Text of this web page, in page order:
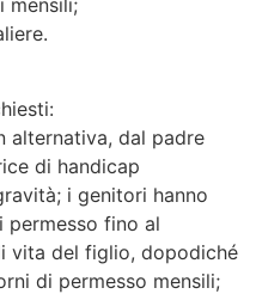
mensili;
alternativa, dal padre
di handicap
i genitori hanno
fino al
vita del figlio, dopodiché
di permesso mensili;